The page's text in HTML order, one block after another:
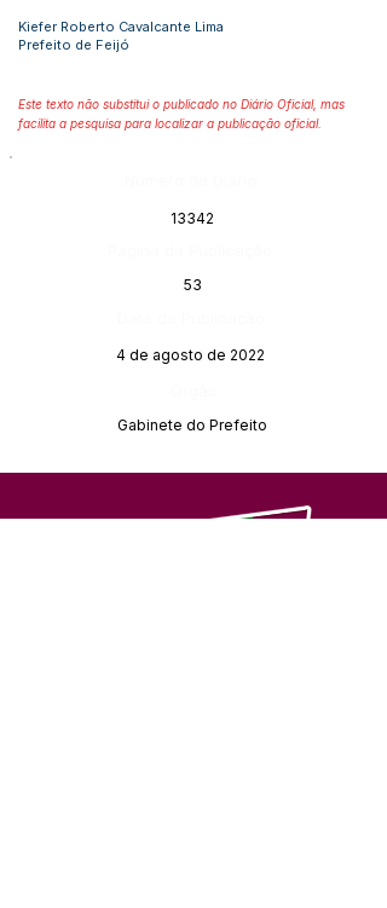
Kiefer Roberto Cavalcante Lima
Prefeito de Feijó
Este texto não substitui o publicado no Diário Oficial, mas
facilita a pesquisa para localizar a publicação oficial.
13342
53
4 de agosto de 2022
Gabinete do Prefeito